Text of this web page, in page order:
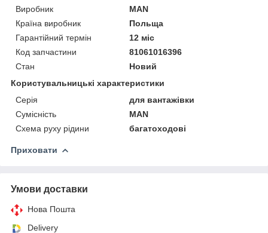
Виробник
MAN
Країна виробник
Польща
Гарантійний термін
12 міс
Код запчастини
81061016396
Стан
Новий
Користувальницькі характеристики
Серія
для вантажівки
Сумісність
MAN
Схема руху рідини
багатоходові
Приховати
Умови доставки
Нова Пошта
Delivery